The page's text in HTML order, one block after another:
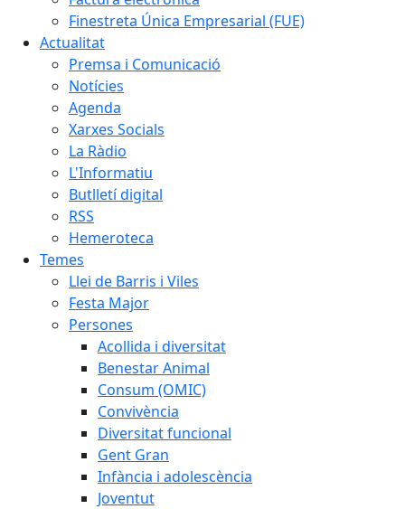
Finestreta Única Empresarial (FUE)
Actualitat
Premsa i Comunicació
Notícies
Agenda
Xarxes Socials
La Ràdio
L'Informatiu
Butlletí digital
RSS
Hemeroteca
Temes
Llei de Barris i Viles
Festa Major
Persones
Acollida i diversitat
Benestar Animal
Consum (OMIC)
Convivència
Diversitat funcional
Gent Gran
Infància i adolescència
Joventut